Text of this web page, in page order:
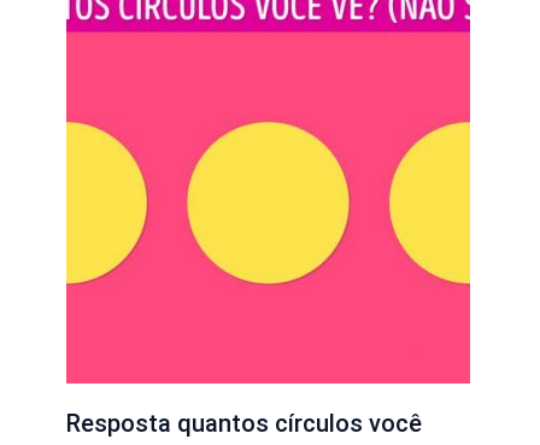
Resposta quantos círculos você